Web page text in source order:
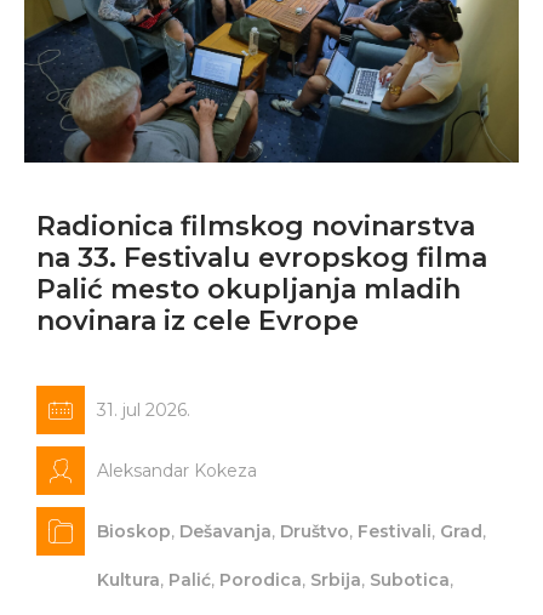
Radionica filmskog novinarstva
na 33. Festivalu evropskog filma
Palić mesto okupljanja mladih
novinara iz cele Evrope
31. jul 2026.
Aleksandar Kokeza
Bioskop, Dešavanja, Društvo, Festivali, Grad,
Kultura, Palić, Porodica, Srbija, Subotica,